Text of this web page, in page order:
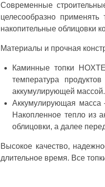
Современные
целесообразно
накопительные облицовки
Материалы и прочная
Каминные топки
температура
аккумулирующей массой.
Aккумулирующая масса
Накопленное тепло из
облицовки, а далее
Высокое качество,
длительное время. Все